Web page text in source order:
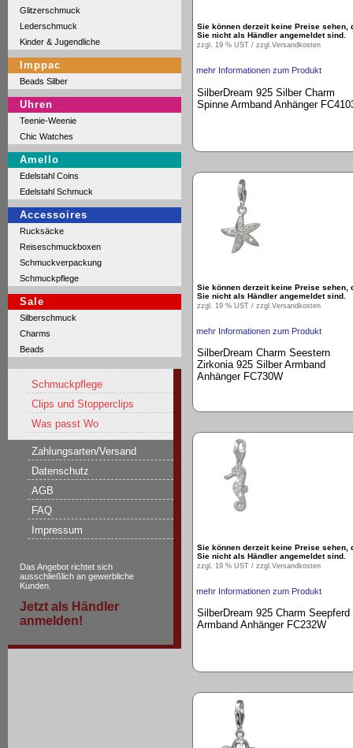
Glitzerschmuck
Lederschmuck
Kinder & Jugendliche
Imppac
Beads Silber
Uhren
Teenie-Weenie
Chic Watches
Amello
Edelstahl Coins
Edelstahl Schmuck
Accessoires
Rucksäcke
Reiseschmuckboxen
Schmuckverpackung
Schmuckpflege
Sale
Silberschmuck
Charms
Beads
Schmuckpflege
Clips und Stopperclips
Was passt Wo
Zahlungsarten/Versand
Datenschutz
AGB
FAQ
Impressum
Das Angebot richtet sich
ausschließlich an gewerbliche
Kunden.
Jetzt als Händler
anmelden!
Sie können derzeit keine Preise sehen,
Sie nicht als Händler angemeldet sind.
zzgl. 19 % UST / zzgl.Versandkosten
mehr Informationen zum Produkt
SilberDream 925 Silber Charm
Spinne Armband Anhänger
Sie können derzeit keine Preise sehen,
Sie nicht als Händler angemeldet sind.
zzgl. 19 % UST / zzgl. Versandkosten
mehr Informationen zum Produkt
SilberDream Charm Seestern
Zirkonia 925 Silber Armband
Anhänger FC730W
Sie können derzeit keine Preise sehen,
Sie nicht als Händler angemeldet sind.
zzgl. 19 % UST / zzgl. Versandkosten
mehr Informationen zum Produkt
SilberDream 925 Charm Seepferd
Armband Anhänger FC232W